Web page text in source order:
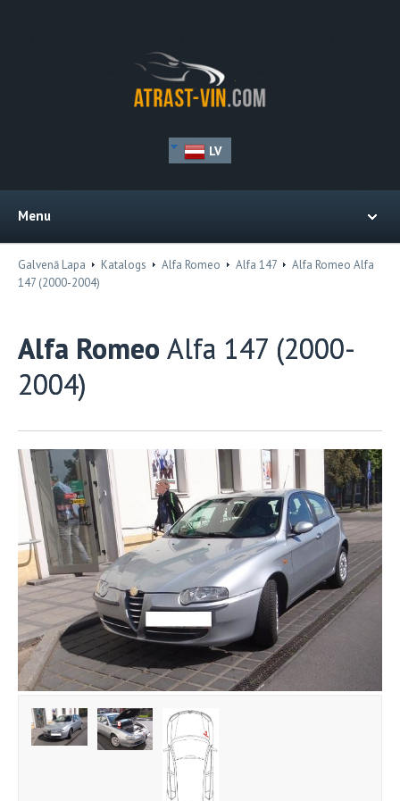
LV
Menu
Galvenā Lapa Katalogs Alfa Romeo Alfa 147
Alfa Romeo Alfa
147 (2000-2004)
Alfa Romeo Alfa 147 (2000-
2004)